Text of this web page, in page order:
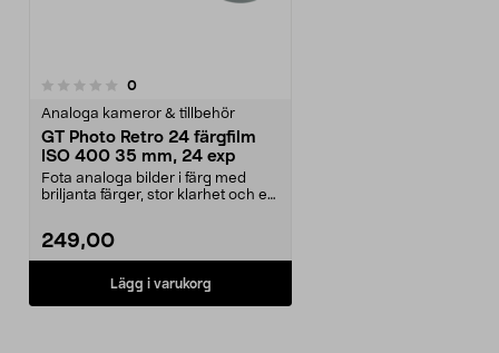
0recensioner
Analoga kameror & tillbehör
GT Photo Retro 24 färgfilm
ISO 400 35 mm, 24 exp
Fota analoga bilder i färg med
briljanta färger, stor klarhet och en
249,00
Lägg i varukorg